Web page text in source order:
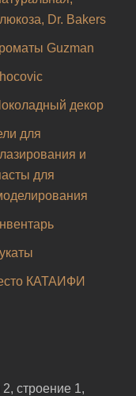
Dr. Bakers
Guzman
декор
для
и
для
КАТАИФИ
строение 1,